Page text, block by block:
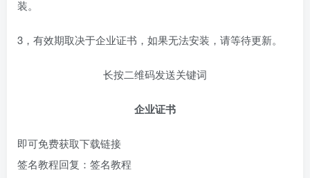
装。
3，有效期取决于企业证书，如果无法安装，请等待更新。
长按二维码发送关键词
企业证书
即可免费获取下载链接
签名教程回复：签名教程